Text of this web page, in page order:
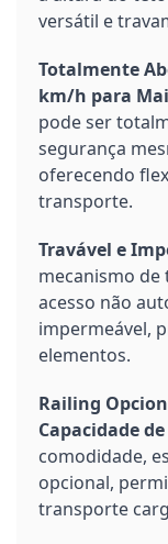
versátil e
Totalmente
km/h para
pode ser
segurança
oferecendo
transporte.
Travável e
mecanismo
acesso não
impermeável,
elementos.
Railing
Capacidade
comodidade,
opcional,
transporte